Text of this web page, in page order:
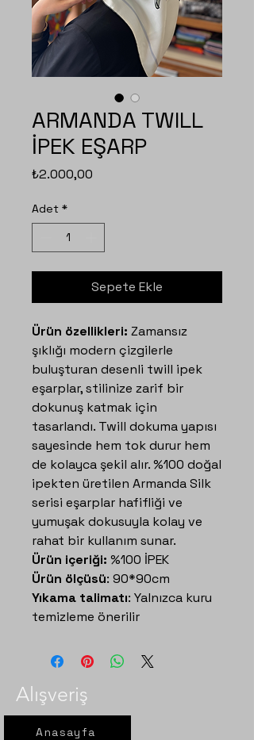
ARMANDA TWILL
İPEK EŞARP
₺2.000,00
Adet *
Sepete Ekle
Ürün özellikleri: Zamansız
şıklığı modern çizgilerle
buluşturan desenli twill ipek
eşarplar, stilinize zarif bir
dokunuş katmak için
tasarlandı. Twill dokuma yapısı
sayesinde hem tok durur hem
de kolayca şekil alır. %100 doğal
ipekten üretilen Armanda Silk
serisi eşarplar hafifliği ve
yumuşak dokusuyla kolay ve
rahat bir kullanım sunar.
Ürün içeriği: %100 İPEK
Ürün ölçüsü: 90*90cm
Yıkama talimatı: Yalnızca kuru
temizleme önerilir
Alışveriş
Anasayfa